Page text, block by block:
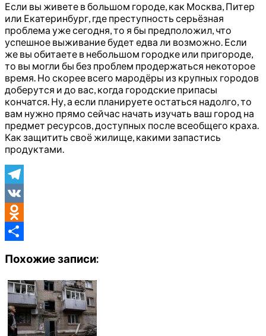
Если вы живете в большом городе, как Москва, Питер
или Екатеринбург, где преступность серьёзная
проблема уже сегодня, то я бы предположил, что
успешное выживание будет едва ли возможно. Если
же вы обитаете в небольшом городке или пригороде,
то вы могли бы без проблем продержаться некоторое
время. Но скорее всего мародёры из крупных городов
доберутся и до вас, когда городские припасы
кончатся. Ну, а если планируете остаться надолго, то
вам нужно прямо сейчас начать изучать ваш город на
предмет ресурсов, доступных после всеобщего краха.
Как защитить своё жилище, какими запастись
продуктами.
Telegram
VK
Odnoklassniki
Похожие записи: